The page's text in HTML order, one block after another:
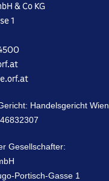
& Co KG
1
Handelsgericht Wien
Gesellschafter:
Portisch-Gasse ‌1